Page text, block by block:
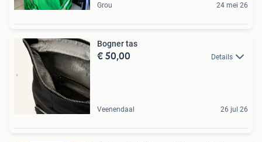
Grou 24 mei 26
Bogner tas
€ 50,00 Details
Veenendaal 26 jul 26